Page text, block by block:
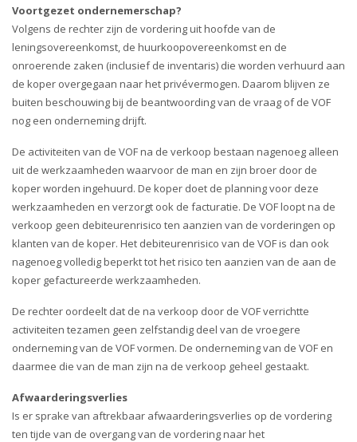
Voortgezet ondernemerschap?
Volgens de rechter zijn de vordering uit hoofde van de
leningsovereenkomst, de huurkoopovereenkomst en de
onroerende zaken (inclusief de inventaris) die worden verhuurd aan
de koper overgegaan naar het privévermogen. Daarom blijven ze
buiten beschouwing bij de beantwoording van de vraag of de VOF
nog een onderneming drijft.
De activiteiten van de VOF na de verkoop bestaan nagenoeg alleen
uit de werkzaamheden waarvoor de man en zijn broer door de
koper worden ingehuurd. De koper doet de planning voor deze
werkzaamheden en verzorgt ook de facturatie. De VOF loopt na de
verkoop geen debiteurenrisico ten aanzien van de vorderingen op
klanten van de koper. Het debiteurenrisico van de VOF is dan ook
nagenoeg volledig beperkt tot het risico ten aanzien van de aan de
koper gefactureerde werkzaamheden.
De rechter oordeelt dat de na verkoop door de VOF verrichtte
activiteiten tezamen geen zelfstandig deel van de vroegere
onderneming van de VOF vormen. De onderneming van de VOF en
daarmee die van de man zijn na de verkoop geheel gestaakt.
Afwaarderingsverlies
Is er sprake van aftrekbaar afwaarderingsverlies op de vordering
ten tijde van de overgang van de vordering naar het